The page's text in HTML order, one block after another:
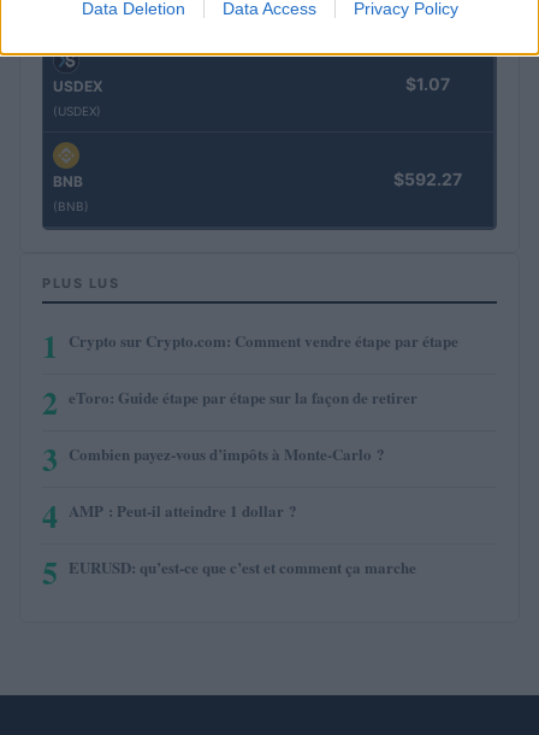
Data Deletion Data Access Privacy Policy
(USDT)
USDEX
(USDEX)
$1.07
BNB
(BNB)
$592.27
PLUS LUS
1 Crypto sur Crypto.com: Comment vendre étape par étape
2 eToro: Guide étape par étape sur la façon de retirer
3 Combien payez-vous d’impôts à Monte-Carlo ?
4 AMP : Peut-il atteindre 1 dollar ?
5 EURUSD: qu’est-ce que c’est et comment ça marche